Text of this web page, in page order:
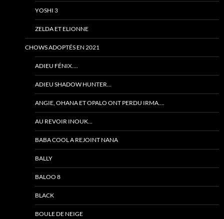
YOSHI 3
ZELDA ET ELIONNE
CHOWS ADOPTÉS EN 2021
ADIEU FÉNIX….
ADIEU SHADOW HUNTER…
ANGIE, OHANA ET OPALO ONT PERDU IRMA….
AU REVOIR INOUK…
BABA COOL A REJOINT NANA
BALLY
BALOO 8
BLACK
BOULE DE NEIGE